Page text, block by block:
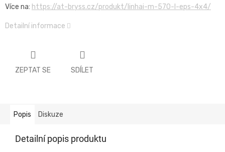
Více na: https://at-bryss.cz/produkt/linhai-m-570-l-eps-4x4/
Detailní informace
ZEPTAT SE SDÍLET
Popis Diskuze
Detailní popis produktu